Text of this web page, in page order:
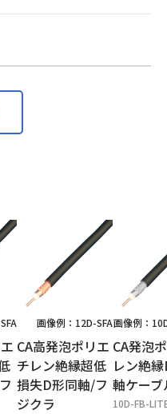
画像例：12D-SFA
CA高発泡ポリエ
チレン絶縁超低
損失D形同軸/フ
ジクラ
画像例：
CA発泡
レン絶
軸ケーブ
10D-FB-